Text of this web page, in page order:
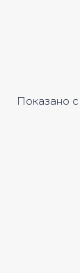
Показано с